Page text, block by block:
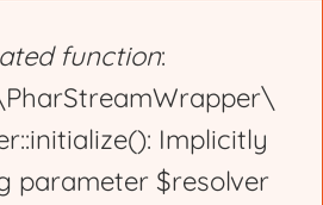
function:
Implicitly
parameter $resolver